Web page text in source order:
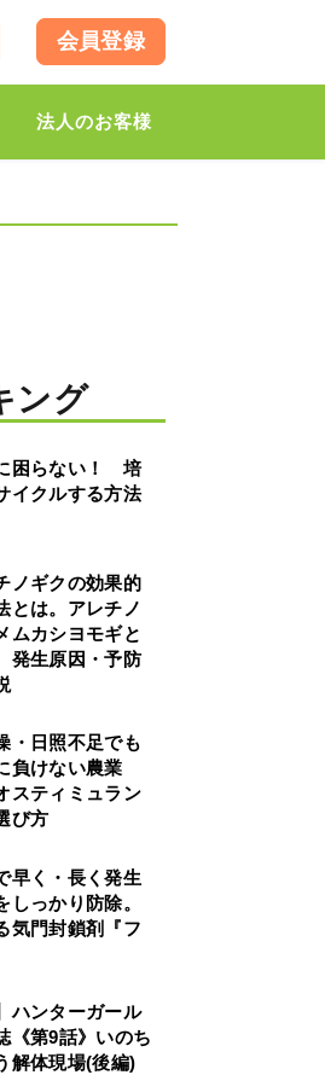
会員登録
法人のお客様
ング
困らない！ 培
イクルする方法
ノギクの効果的
とは。アレチノ
ムカシヨモギと
発生原因・予防
・日照不足でも
負けない農業
スティミュラン
び方
早く・長く発生
しっかり防除。
気門封鎖剤『フ
ハンターガール
《第9話》いのち
解体現場(後編)